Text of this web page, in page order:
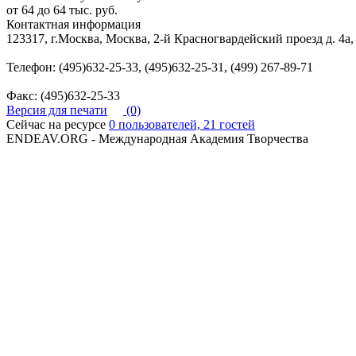
от 64 до 64 тыс. руб.
Контактная информация
123317, г.Москва, Москва, 2-й Красногвардейский проезд д. 4а,
Телефон: (495)632-25-33, (495)632-25-31, (499) 267-89-71
Факс: (495)632-25-33
Версия для печати
(0)
Сейчас на ресурсе 0 пользователей, 21 гостей
ENDEAV.ORG - Международная Академия Творчества